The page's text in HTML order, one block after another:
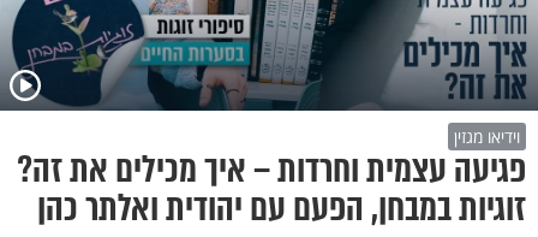
וידיאו מגזין
פגיעה עצמית וחרדות – איך מכילים את זה?
זוגיות במבחן, הפעם עם יהודית ואלתר כהן